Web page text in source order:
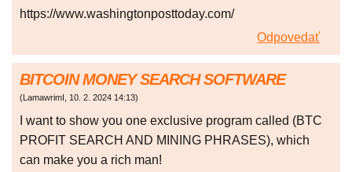
https://www.washingtonposttoday.com/
Odpovedať
BITCOIN MONEY SEARCH SOFTWARE
(LamawrimI 10. 2. 2024 14:13)
I want to show you one exclusive program called (BTC
PROFIT SEARCH AND MINING PHRASES), which
can make you a rich man!